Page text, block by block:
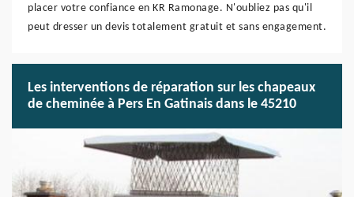
placer votre confiance en KR Ramonage. N'oubliez pas qu'il
peut dresser un devis totalement gratuit et sans engagement.
Les interventions de réparation sur les chapeaux
de cheminée à Pers En Gatinais dans le 45210